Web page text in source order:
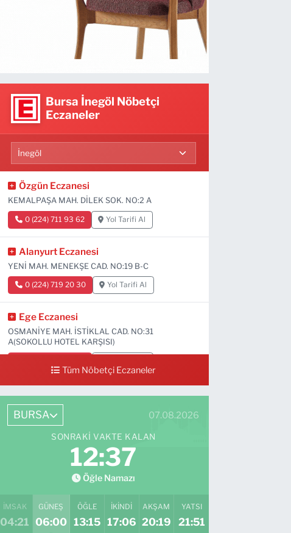
Bursa İnegöl Nöbetçi
Eczaneler
Özgün Eczanesi
KEMALPAŞA MAH. DİLEK SOK. NO:2 A
0 (224) 711 93 62 Yol Tarifi Al
Alanyurt Eczanesi
YENİ MAH. MENEKŞE CAD. NO:19 B-C
0 (224) 719 20 30 Yol Tarifi Al
Ege Eczanesi
OSMANİYE MAH. İSTİKLAL CAD. NO:31
A(SOKOLLU HOTEL KARŞISI)
Tüm Nöbetçi Eczaneler
BURSA 07.08.2026
SONRAKI VAKTE KALAN
12:36
Öğle Namazı
İMSAK
04:21
GÜNEŞ
06:00
ÖĞLE
13:15
İKINDI
17:06
AKŞAM
20:19
YATSI
21:51